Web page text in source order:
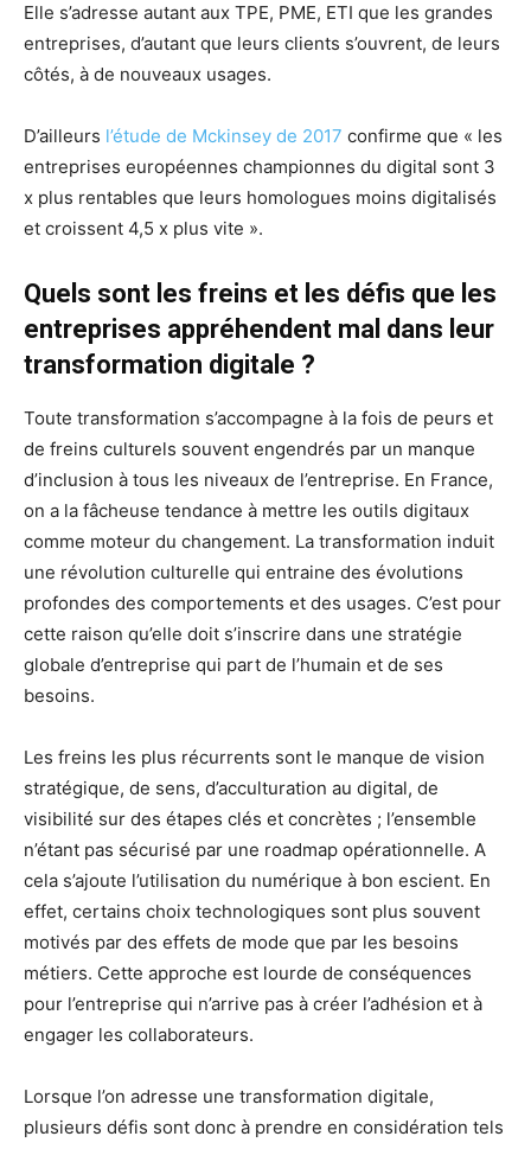
Elle s’adresse autant aux TPE, PME, ETI que les grandes
entreprises, d’autant que leurs clients s’ouvrent, de leurs
côtés, à de nouveaux usages.
D’ailleurs l’étude de Mckinsey de 2017 confirme que « les
entreprises européennes championnes du digital sont 3
x plus rentables que leurs homologues moins digitalisés
et croissent 4,5 x plus vite ».
Quels sont les freins et les défis que les
entreprises appréhendent mal dans leur
transformation digitale ?
Toute transformation s’accompagne à la fois de peurs et
de freins culturels souvent engendrés par un manque
d’inclusion à tous les niveaux de l’entreprise. En France,
on a la fâcheuse tendance à mettre les outils digitaux
comme moteur du changement. La transformation induit
une révolution culturelle qui entraine des évolutions
profondes des comportements et des usages. C’est pour
cette raison qu’elle doit s’inscrire dans une stratégie
globale d’entreprise qui part de l’humain et de ses
besoins.
Les freins les plus récurrents sont le manque de vision
stratégique, de sens, d’acculturation au digital, de
visibilité sur des étapes clés et concrètes ; l’ensemble
n’étant pas sécurisé par une roadmap opérationnelle. A
cela s’ajoute l’utilisation du numérique à bon escient. En
effet, certains choix technologiques sont plus souvent
motivés par des effets de mode que par les besoins
métiers. Cette approche est lourde de conséquences
pour l’entreprise qui n’arrive pas à créer l’adhésion et à
engager les collaborateurs.
Lorsque l’on adresse une transformation digitale,
plusieurs défis sont donc à prendre en considération tels